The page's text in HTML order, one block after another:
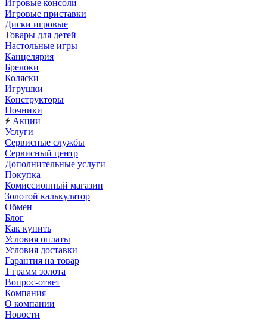
Игровые консоли
Игровые приставки
Диски игровые
Товары для детей
Настольные игры
Канцелярия
Брелоки
Коляски
Игрушки
Конструкторы
Ночники
Акции
Услуги
Сервисные службы
Сервисный центр
Дополнительные услуги
Покупка
Комиссионный магазин
Золотой калькулятор
Обмен
Блог
Как купить
Условия оплаты
Условия доставки
Гарантия на товар
1 грамм золота
Вопрос-ответ
Компания
О компании
Новости